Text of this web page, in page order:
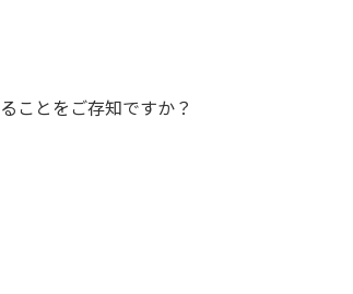
ことをご存知ですか？